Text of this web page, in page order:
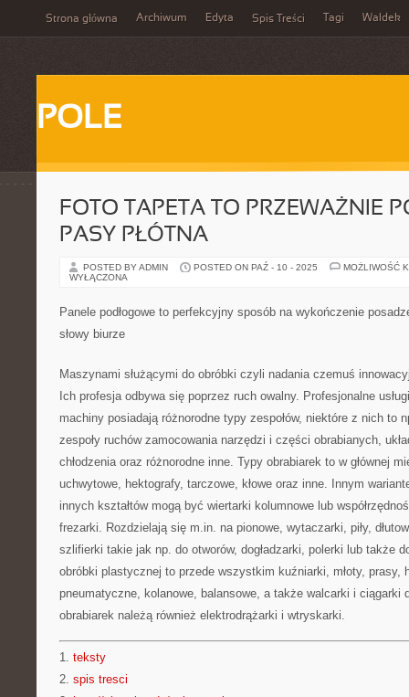
Strona główna Archiwum Edyta Spis Treści Tagi Waldek
POLE
FOTO TAPETA TO PRZEWAŻNIE
PASY PŁÓTNA
POSTED BY ADMIN POSTED ON PAŹ - 10 - 2025
MOŻLIWOŚĆ
WYŁĄCZONA
Panele podłogowe to perfekcyjny sposób na wykończenie
słowy biurze
Maszynami służącymi do obróbki czyli nadania czemuś
Ich profesja odbywa się poprzez ruch owalny. Profesjonalne
machiny posiadają różnorodne typy zespołów, niektóre z nich to
zespoły ruchów zamocowania narzędzi i części obrabianych,
chłodzenia oraz różnorodne inne. Typy obrabiarek to w głównej
uchwytowe, hektografy, tarczowe, kłowe oraz inne. Innym
innych kształtów mogą być wiertarki kolumnowe lub
frezarki. Rozdzielają się m.in. na pionowe, wytaczarki, piły,
szlifierki takie jak np. do otworów, dogładzarki, polerki lub także
obróbki plastycznej to przede wszystkim kuźniarki, młoty, prasy,
pneumatyczne, kolanowe, balansowe, a także walcarki i ciągarki
obrabiarek należą również elektrodrążarki i wtryskarki.
1. teksty
2. spis tresci